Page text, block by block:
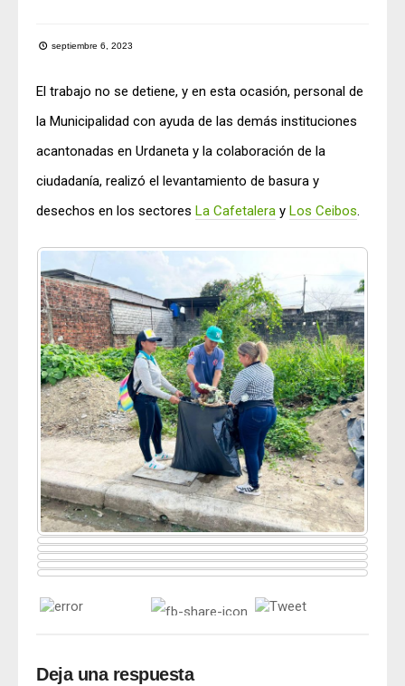
septiembre 6, 2023
El trabajo no se detiene, y en esta ocasión, personal de
la Municipalidad con ayuda de las demás instituciones
acantonadas en Urdaneta y la colaboración de la
ciudadanía, realizó el levantamiento de basura y
desechos en los sectores La Cafetalera y Los Ceibos.
Deja una respuesta